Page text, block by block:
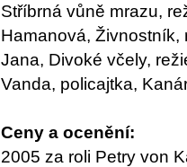
Stříbrná vůně mrazu,
Hamanová, Živnostník,
Jana, Divoké včely,
Vanda, policajtka,
Ceny a ocenění:
2005 za roli Petry von